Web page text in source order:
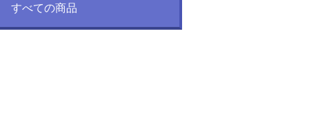
すべての商品